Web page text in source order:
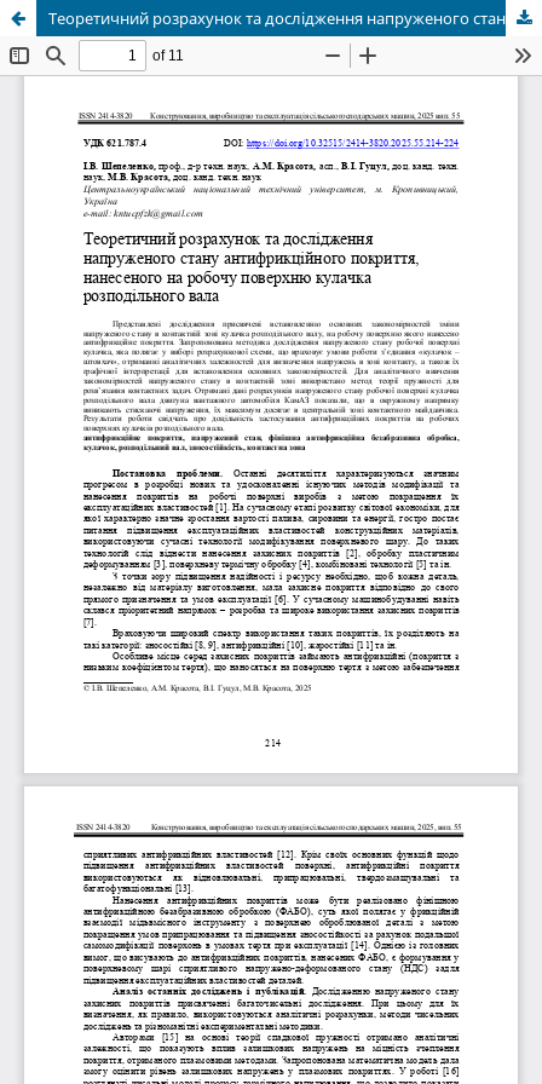
Теоретичний розрахунок та дослідження напруженого стану антифрикційного покриття, нанесеного на робочу поверхню кулачка розподільного вала